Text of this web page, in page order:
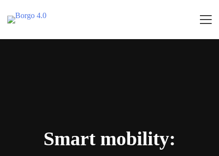
Smart mobility: